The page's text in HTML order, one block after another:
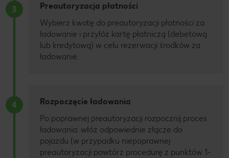
3
Preautoryzacja płatności
Wybierz kwotę do preautoryzacji płatności za
ładowanie i przyłóż kartę płatniczą (debetową
lub kredytową) w celu rezerwacji środków za
ładowanie.
4
Rozpoczęcie ładowania
Po poprawnej preautoryzacji rozpocznij proces
ładowania: włóż odpowiednie złącze do
pojazdu (w przypadku niepoprawnej
preautoryzacji powtórz procedurę z punktów 1-